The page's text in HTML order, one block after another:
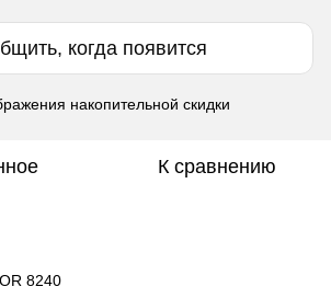
когда появится
накопительной скидки
К сравнению
8240